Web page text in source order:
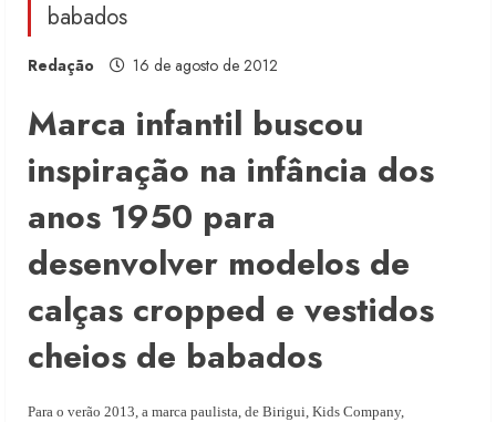
babados
Redação 16 de agosto de 2012
Marca infantil buscou
inspiração na infância dos
anos 1950 para
desenvolver modelos de
calças cropped e vestidos
cheios de babados
Para o verão 2013, a marca paulista, de Birigui, Kids Company,